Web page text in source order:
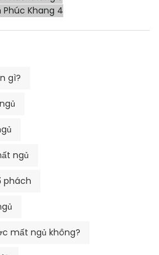
gì?
ngủ
phách
mất ngủ không?